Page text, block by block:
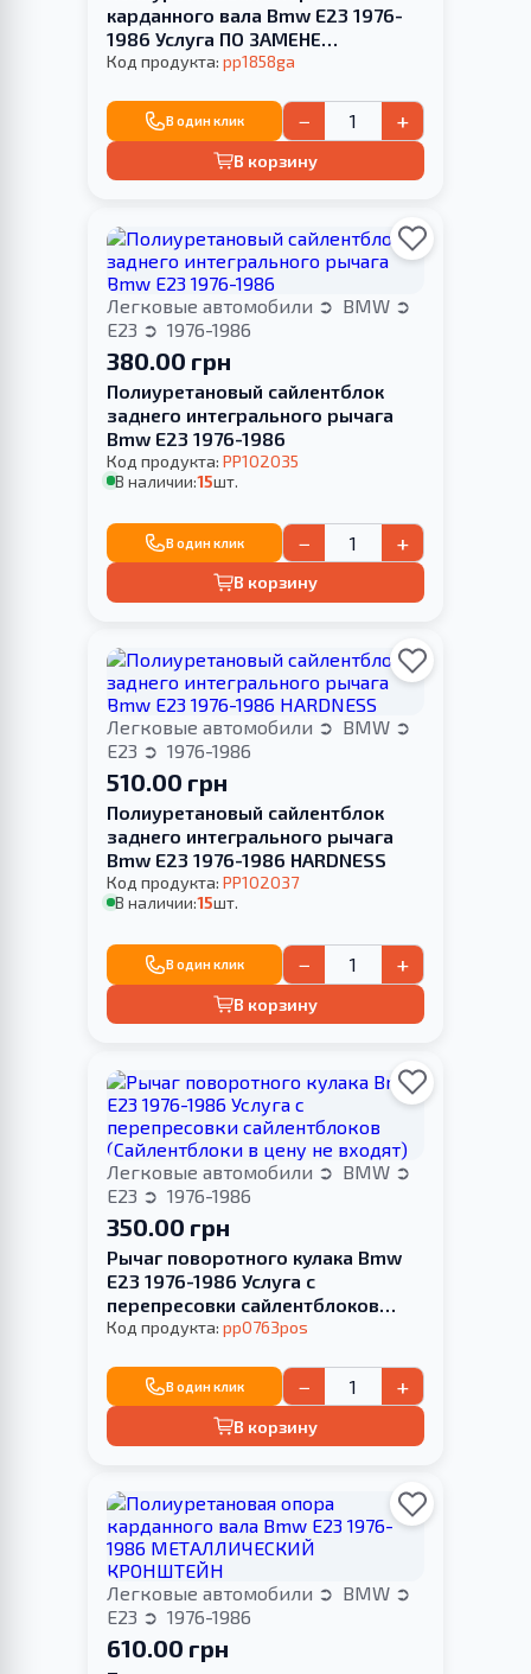
карданного вала Bmw E23 1976-
1986 Услуга ПО ЗАМЕНЕ
САЙЛЕНТБЛОКА
Код продукта: pp1858ga
В один клик − +
В корзину
Легковые автомобили
BMW
E23
1976-1986
380.00 грн
Полиуретановый сайлентблок
заднего интегрального рычага
Bmw E23 1976-1986
Код продукта: PP102035
В наличии:15шт.
В один клик − +
В корзину
Легковые автомобили
BMW
E23
1976-1986
510.00 грн
Полиуретановый сайлентблок
заднего интегрального рычага
Bmw E23 1976-1986 HARDNESS
Код продукта: PP102037
В наличии:15шт.
В один клик − +
В корзину
Легковые автомобили
BMW
E23
1976-1986
350.00 грн
Рычаг поворотного кулака Bmw
E23 1976-1986 Услуга с
перепресовки сайлентблоков
(Сайлентблоки в цену не входят)
Код продукта: pp0763pos
В один клик − +
В корзину
Легковые автомобили
BMW
E23
1976-1986
610.00 грн